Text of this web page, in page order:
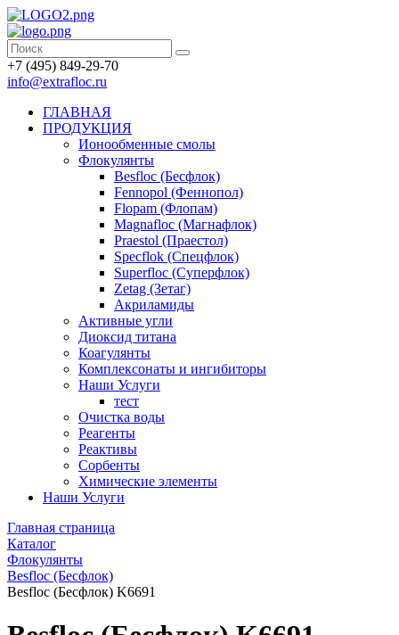
+7 (495) 849-29-70
info@extrafloc.ru
ГЛАВНАЯ
ПРОДУКЦИЯ
Ионообменные смолы
Флокулянты
Besfloc (Бесфлок)
Fennopol (Феннопол)
Flopam (Флопам)
Magnafloc (Магнафлок)
Praestol (Праестол)
Specflok (Спецфлок)
Superfloc (Суперфлок)
Zetag (Зетаг)
Акриламиды
Активные угли
Диоксид титана
Коагулянты
Комплексонаты и ингибиторы
Наши Услуги
тест
Очистка воды
Реагенты
Реактивы
Сорбенты
Химические элементы
Наши Услуги
Главная страница
Каталог
Флокулянты
Besfloc (Бесфлок)
Besfloc (Бесфлок) K6691